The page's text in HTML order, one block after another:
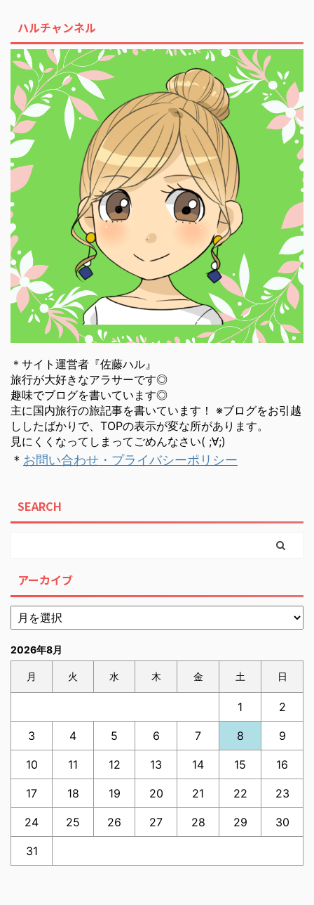
ハルチャンネル
＊サイト運営者『佐藤ハル』
旅行が大好きなアラサーです◎
趣味でブログを書いています◎
主に国内旅行の旅記事を書いています！ ※ブログをお引越
ししたばかりで、TOPの表示が変な所があります。
見にくくなってしまってごめんなさい( ;∀;)
＊ お問い合わせ・プライバシーポリシー
SEARCH
アーカイブ
2026年8月
月 火 水 木 金 土 日
1 2
3 4 5 6 7 8 9
10 11 12 13 14 15 16
17 18 19 20 21 22 23
24 25 26 27 28 29 30
31